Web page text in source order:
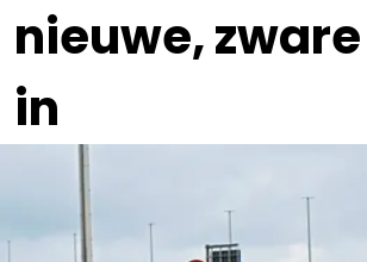
nieuwe,
in